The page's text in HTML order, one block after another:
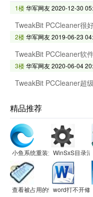
1楼华军网友2020-12-30
TweakBit PCCleaner很
2楼华军网友2019-06-23
TweakBit PCCleaner软
3楼华军网友2020-06-04
TweakBit PCCleaner超
精品推荐
小鱼系统重装大师WinSxS目录
查看被占用的快捷键word打不开修